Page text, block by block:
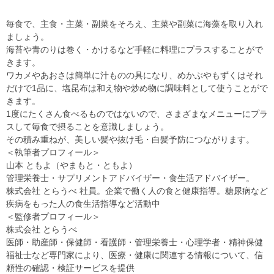
毎食で、主食・主菜・副菜をそろえ、主菜や副菜に海藻を取り入れ
ましょう。
海苔や青のりは巻く・かけるなど手軽に料理にプラスすることがで
きます。
ワカメやあおさは簡単に汁ものの具になり、めかぶやもずくはそれ
だけで1品に、塩昆布は和え物や炒め物に調味料として使うことがで
きます。
1度にたくさん食べるものではないので、さまざまなメニューにプラ
スして毎食で摂ることを意識しましょう。
その積み重ねが、美しい髪や抜け毛・白髪予防につながります。
＜執筆者プロフィール＞
山本 ともよ（やまもと・ともよ）
管理栄養士・サプリメントアドバイザー・食生活アドバイザー。
株式会社 とらうべ 社員。企業で働く人の食と健康指導。糖尿病など
疾病をもった人の食生活指導など活動中
＜監修者プロフィール＞
株式会社 とらうべ
医師・助産師・保健師・看護師・管理栄養士・心理学者・精神保健
福祉士など専門家により、医療・健康に関連する情報について、信
頼性の確認・検証サービスを提供